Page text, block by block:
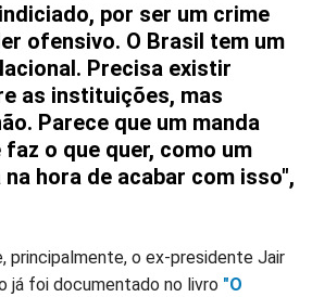
por ser um crime
ofensivo. O Brasil tem um
Precisa existir
as instituições, mas
Parece que um manda
o que quer, como um
hora de acabar com isso",
principalmente, o ex-presidente Jair
já foi documentado no livro "O